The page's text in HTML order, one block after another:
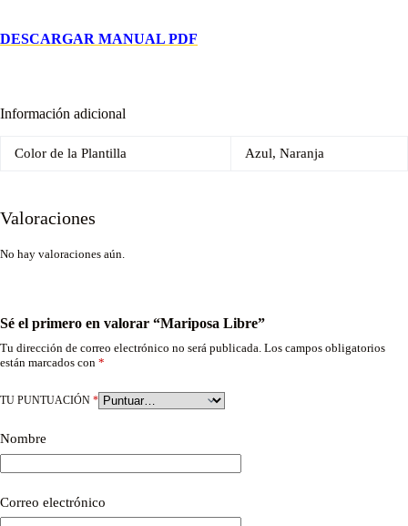
DESCARGAR MANUAL PDF
Información adicional
Color de la Plantilla Azul, Naranja
Valoraciones
No hay valoraciones aún.
Sé el primero en valorar “Mariposa Libre”
Tu dirección de correo electrónico no será publicada. Los campos obligatorios
están marcados con *
TU PUNTUACIÓN *
Nombre
Correo electrónico